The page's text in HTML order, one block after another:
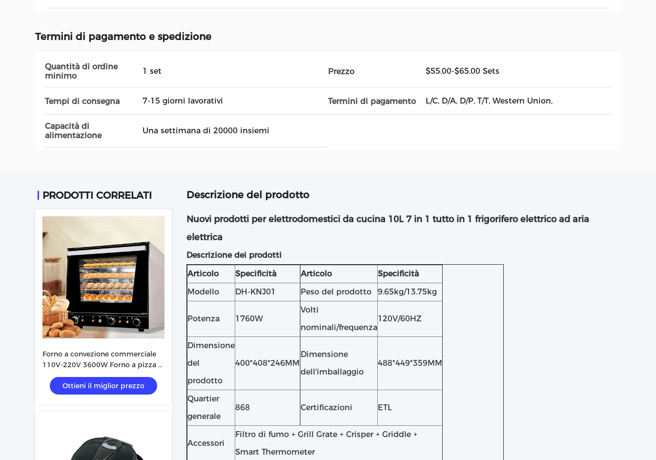
Termini di pagamento e spedizione
Quantità di ordine
minimo
1 set Prezzo $55.00-$65.00 Sets
Tempi di consegna 7-15 giorni lavorativi Termini di pagamento L/C, D/A, D/P, T/T, Western Union,
Capacità di
alimentazione
Una settimana di 20000 insiemi
PRODOTTI CORRELATI
Forno a convezione commerciale
110V-220V 3600W Forno a pizza a
sottile
Ottieni il miglior prezzo
Descrizione del prodotto
Nuovi prodotti per elettrodomestici da cucina 10L 7 in 1 tutto in 1 frigorifero elettrico ad aria
elettrica
Descrizione dei prodotti
Articolo
Specificità Articolo
Specificità
Modello
DH-KNJ01 Peso del prodotto 9.65kg/13.75kg
Potenza 1760W
Volti
nominali/frequenza
120V/60HZ
Dimensione
del
prodotto
400*408*246MM
Dimensione
dell'imballaggio
488*449*359MM
Quartier
generale
868 Certificazioni ETL
Accessori
Filtro di fumo + Grill Grate + Crisper + Griddle +
Smart Thermometer